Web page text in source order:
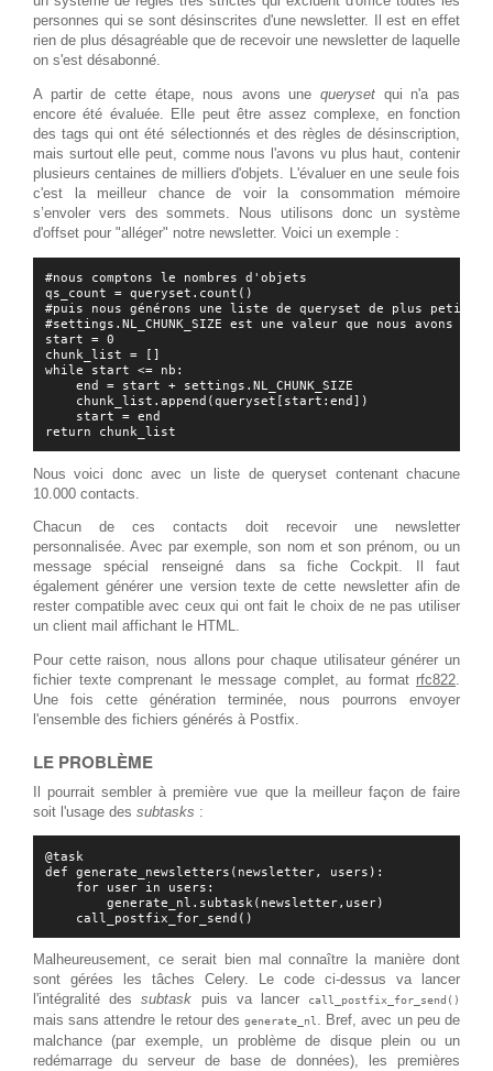
personnes qui se sont désinscrites d'une newsletter. Il est en effet
rien de plus désagréable que de recevoir une newsletter de laquelle
on s'est désabonné.
A partir de cette étape, nous avons unequeryset qui n'a pas
encore été évaluée. Elle peut être assez complexe, en fonction
des tags qui ont été sélectionnés et des règles de désinscription,
mais surtout elle peut, comme nous l'avons vu plus haut, contenir
plusieurs centaines de milliers d'objets. L'évaluer en une seule fois
c'est la meilleur chance de voir la consommation mémoire
s’envoler vers des sommets. Nous utilisons donc un système
d'offset pour "alléger" notre newsletter. Voici un exemple :
#nous comptons le nombres d'objets
qs_count = queryset.count()
#puis nous générons une liste de queryset de plus
#settings.NL_CHUNK_SIZE est une valeur que nous avons
start = 0
chunk_list = []
while start <= nb:
    end = start + settings.NL_CHUNK_SIZE
    chunk_list.append(queryset[start:end])
    start = end
Nous voici donc avec un liste de queryset contenant chacune
10.000 contacts.
Chacun de ces contacts doit recevoir une newsletter
personnalisée. Avec par exemple, son nom et son prénom, ou un
message spécial renseigné dans sa fiche Cockpit. Il faut
également générer une version texte de cette newsletter afin de
rester compatible avec ceux qui ont fait le choix de ne pas utiliser
un client mail affichant le HTML.
Pour cette raison, nous allons pour chaque utilisateur générer un
fichier texte comprenant le message complet, au format rfc822.
Une fois cette génération terminée, nous pourrons envoyer
l'ensemble des fichiers générés à Postfix.
LE PROBLÈME
Il pourrait sembler à première vue que la meilleur façon de faire
soit l'usage des subtasks :
@task
def generate_newsletters(newsletter, users):
    for user in users:
        generate_nl.subtask(newsletter,user)
Malheureusement, ce serait bien mal connaître la manière dont
sont gérées les tâches Celery. Le code ci-dessus va lancer
l'intégralité dessubtask puis va lancer call_postfix_for_send()
mais sans attendre le retour desgenerate_nl. Bref, avec un peu de
malchance (par exemple, un problème de disque plein ou un
redémarrage du serveur de base de données), les premières